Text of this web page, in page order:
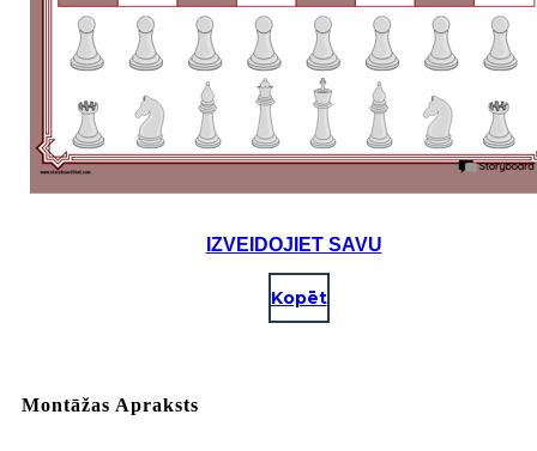
IZVEIDOJIET SAVU
Kopēt
Montāžas Apraksts